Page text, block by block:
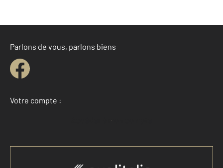
Parlons de vous, parlons biens
Votre compte :
Accéder à mon compte